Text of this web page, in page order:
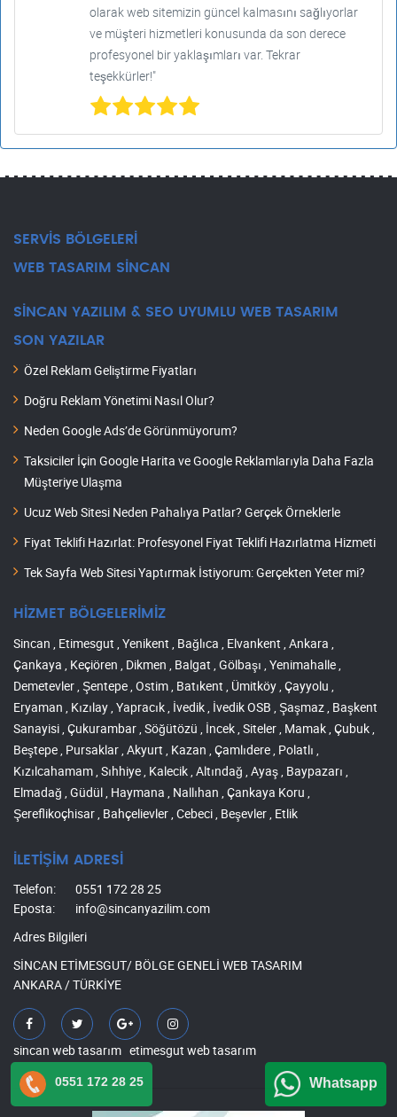
olarak web sitemizin güncel kalmasını sağlıyorlar
ve müşteri hizmetleri konusunda da son derece
profesyonel bir yaklaşımları var. Tekrar
teşekkürler!"
SERVİS BÖLGELERİ
WEB TASARIM SİNCAN
SİNCAN YAZILIM & SEO UYUMLU WEB TASARIM
SON YAZILAR
Özel Reklam Geliştirme Fiyatları
Doğru Reklam Yönetimi Nasıl Olur?
Neden Google Ads’de Görünmüyorum?
Taksiciler İçin Google Harita ve Google Reklamlarıyla Daha Fazla
Müşteriye Ulaşma
Ucuz Web Sitesi Neden Pahalıya Patlar? Gerçek Örneklerle
Fiyat Teklifi Hazırlat: Profesyonel Fiyat Teklifi Hazırlatma Hizmeti
Tek Sayfa Web Sitesi Yaptırmak İstiyorum: Gerçekten Yeter mi?
HİZMET BÖLGELERİMİZ
Sincan , Etimesgut , Yenikent , Bağlıca , Elvankent , Ankara ,
Çankaya , Keçiören , Dikmen , Balgat , Gölbaşı , Yenimahalle ,
Demetevler , Şentepe , Ostim , Batıkent , Ümitköy , Çayyolu ,
Eryaman , Kızılay , Yapracık , İvedik , İvedik OSB , Şaşmaz , Başkent
Sanayisi , Çukurambar , Söğütözü , İncek , Siteler , Mamak , Çubuk ,
Beştepe , Pursaklar , Akyurt , Kazan , Çamlıdere , Polatlı ,
Kızılcahamam , Sıhhiye , Kalecik , Altındağ , Ayaş , Baypazarı ,
Elmadağ , Güdül , Haymana , Nallıhan , Çankaya Koru ,
Şereflikoçhisar , Bahçelievler , Cebeci , Beşevler , Etlik
İLETİŞİM ADRESİ
Telefon:
0551 172 28 25
Eposta:
info@sincanyazilim.com
Adres Bilgileri
SİNCAN ETİMESGUT/ BÖLGE GENELİ WEB TASARIM
ANKARA / TÜRKİYE
sincan web tasarım etimesgut web tasarım
0551 172 28 25 Whatsapp